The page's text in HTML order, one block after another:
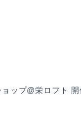
ップ@栄ロフト 開